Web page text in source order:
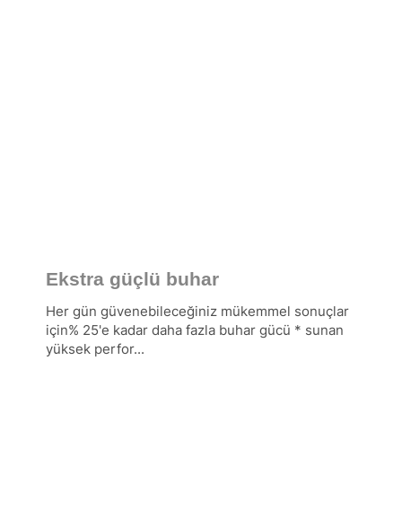
Ekstra güçlü buhar
Her gün güvenebileceğiniz mükemmel sonuçlar
için% 25'e kadar daha fazla buhar gücü * sunan
yüksek perfor...